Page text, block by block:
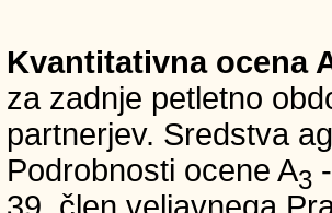
Kvantitativna ocena
za zadnje petletno
partnerjev. Sredstva
Podrobnosti ocene A3